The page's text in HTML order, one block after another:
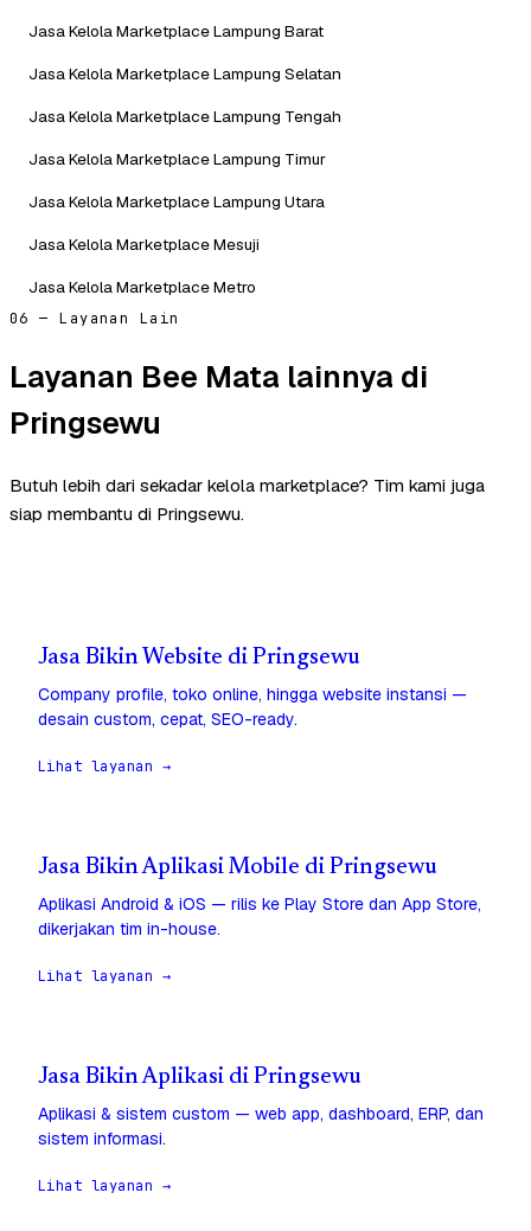
Jasa Kelola Marketplace Lampung Barat
Jasa Kelola Marketplace Lampung Selatan
Jasa Kelola Marketplace Lampung Tengah
Jasa Kelola Marketplace Lampung Timur
Jasa Kelola Marketplace Lampung Utara
Jasa Kelola Marketplace Mesuji
Jasa Kelola Marketplace Metro
06 — Layanan Lain
Layanan Bee Mata lainnya di
Pringsewu
Butuh lebih dari sekadar kelola marketplace? Tim kami juga
siap membantu di Pringsewu.
Jasa Bikin Website di Pringsewu
Company profile, toko online, hingga website instansi —
desain custom, cepat, SEO-ready.
Lihat layanan →
Jasa Bikin Aplikasi Mobile di Pringsewu
Aplikasi Android & iOS — rilis ke Play Store dan App Store,
dikerjakan tim in-house.
Lihat layanan →
Jasa Bikin Aplikasi di Pringsewu
Aplikasi & sistem custom — web app, dashboard, ERP, dan
sistem informasi.
Lihat layanan →